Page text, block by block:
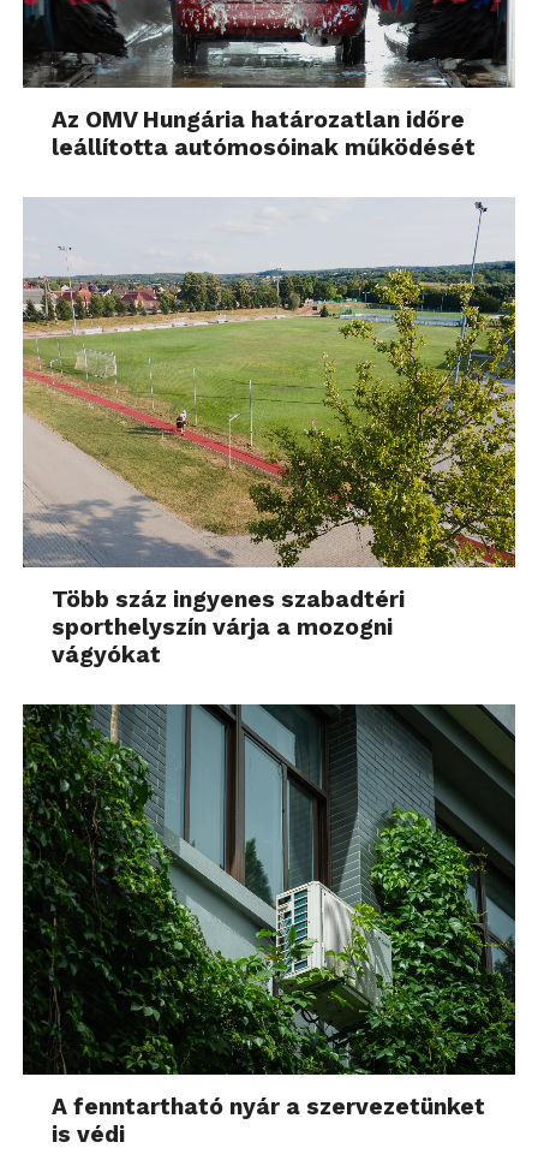
Az OMV Hungária határozatlan időre
leállította autómosóinak működését
Több száz ingyenes szabadtéri
sporthelyszín várja a mozogni
vágyókat
A fenntartható nyár a szervezetünket
is védi